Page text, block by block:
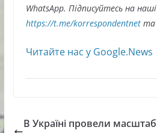
WhatsApp. Підписуйтесь на
https://t.me/korrespondentnetта
Читайте нас у Google.News
В Україні провели